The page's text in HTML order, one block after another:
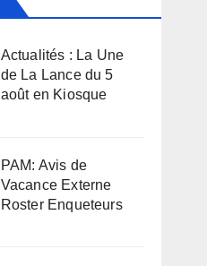
Actualités : La Une
de La Lance du 5
août en Kiosque
PAM: Avis de
Vacance Externe
Roster Enqueteurs